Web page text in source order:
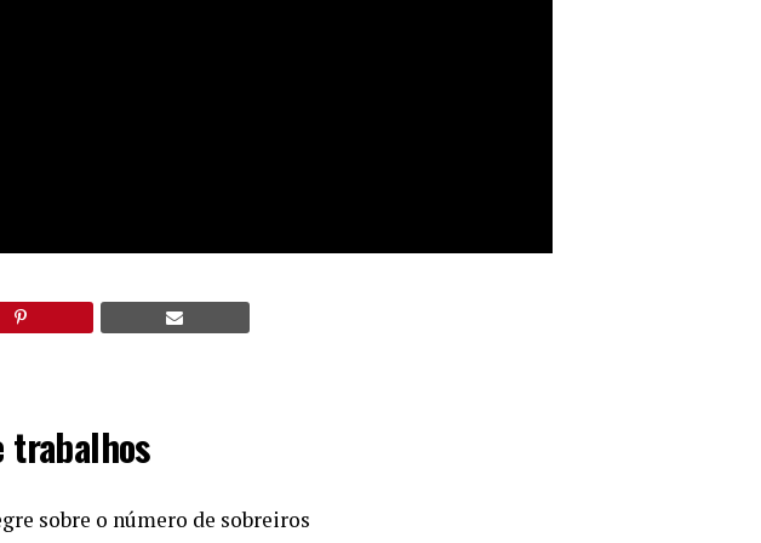
trabalhos
sobre o número de sobreiros